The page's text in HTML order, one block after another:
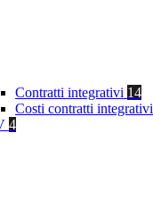
Contratti integrativi 14
Costi contratti integrativi
4